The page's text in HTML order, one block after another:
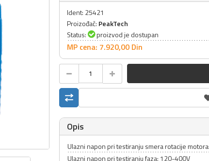
Ident: 25421
Proizođač: PeakTech
Status:
proizvod je dostupan
MP cena: 7.920,00 Din
Opis
Ulazni napon pri testiranju smera rotacije
Ulazni napon pri testiranju faza: 120-400V